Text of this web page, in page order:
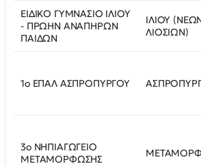
ΕΙΔΙΚΟ ΓΥΜΝΑΣΙΟ ΙΛΙΟΥ
- ΠΡΩΗΝ ΑΝΑΠΗΡΩΝ
ΠΑΙΔΩΝ
ΙΛΙΟΥ
ΛΙΟΣΙΩΝ)
1ο ΕΠΑΛ ΑΣΠΡΟΠΥΡΓΟΥ
3ο ΝΗΠΙΑΓΩΓΕΙΟ
ΜΕΤΑΜΟΡΦΩΣΗΣ